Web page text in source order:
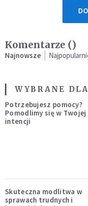
Komentarze ()
Najnowsze
WYBRANE
Potrzebujesz pomocy?
Pomodlimy się w Twojej
intencji
Skuteczna modlitwa w
sprawach trudnych i